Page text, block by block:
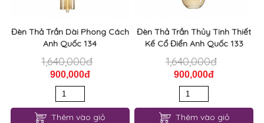
Đèn Thả Trần Dài Phong Cách
Anh Quốc 134
1,640,000đ
900,000đ
Thêm vào giỏ
Đèn Thả Trần Thủy Tinh Thiết
Kế Cổ Điển Anh Quốc 133
1,640,000đ
900,000đ
Thêm vào giỏ